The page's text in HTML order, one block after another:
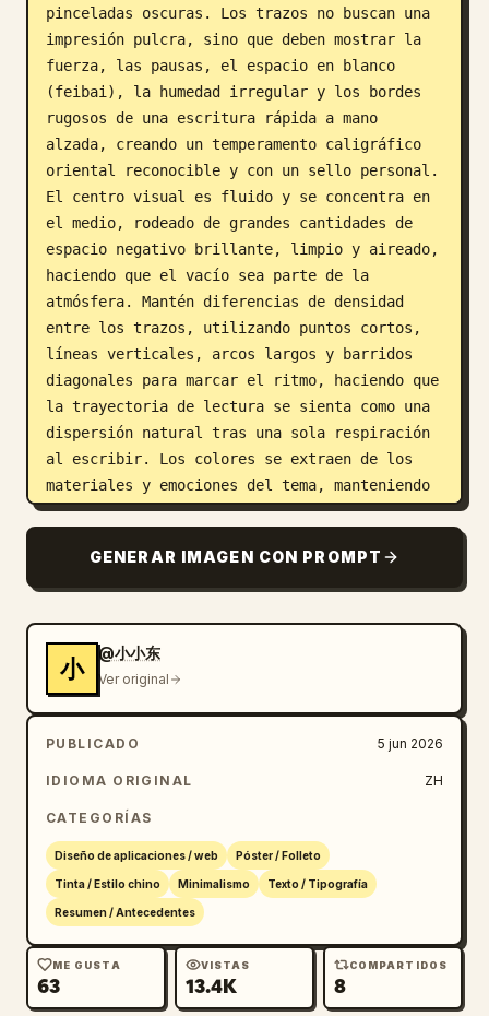
pinceladas oscuras. Los trazos no buscan una
impresión pulcra, sino que deben mostrar la
fuerza, las pausas, el espacio en blanco
(feibai), la humedad irregular y los bordes
rugosos de una escritura rápida a mano
alzada, creando un temperamento caligráfico
oriental reconocible y con un sello personal.
El centro visual es fluido y se concentra en
el medio, rodeado de grandes cantidades de
espacio negativo brillante, limpio y aireado,
haciendo que el vacío sea parte de la
atmósfera. Mantén diferencias de densidad
entre los trazos, utilizando puntos cortos,
líneas verticales, arcos largos y barridos
diagonales para marcar el ritmo, haciendo que
la trayectoria de lectura se sienta como una
dispersión natural tras una sola respiración
al escribir. Los colores se extraen de los
materiales y emociones del tema, manteniendo
un fondo claro de alta luminosidad, unos
densidad decorativa extremadamente baja; la
sensación general debe ser brillante,
final debe ser como un título escrito a mano
con carácter independiente, que funcione
tanto como un indicador espiritual del texto
como un símbolo abstracto, evitando fuentes
estándar, libros de caligrafía, pósteres
densos o ilustraciones decorativas.
Contenido del texto:
Relación de aspecto: 16:9 Horizontal
GENERAR IMAGEN CON PROMPT
小
@小小东
Ver original
PUBLICADO 5 jun 2026
IDIOMA ORIGINAL ZH
CATEGORÍAS
Diseño de aplicaciones / web Póster / Folleto
Tinta / Estilo chino Minimalismo Texto / Tipografía
Resumen / Antecedentes
ME GUSTA
63
VISTAS
13.4K
COMPARTIDOS
8